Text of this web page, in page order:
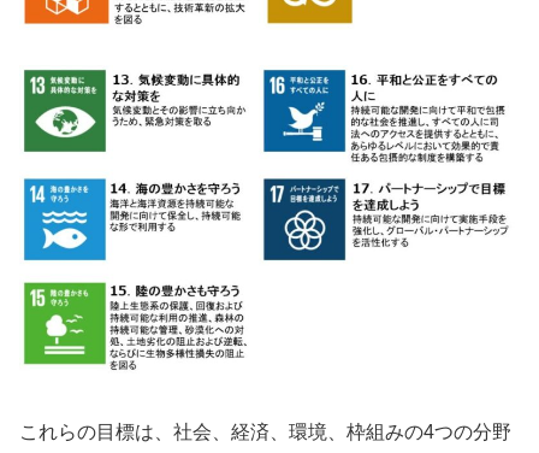
これらの目標は、社会、経済、環境、枠組みの4つの分野